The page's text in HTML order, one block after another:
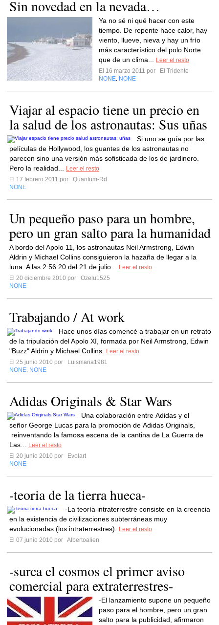
Sin novedad en la nevada…
Ya no sé ni qué hacer con este
tiempo. De repente hace calor, hay
viento, llueve, nieva y hay un frío
más característico del polo Norte
que de un clima...
Leer el resto
El 16 marzo 2011 por
El Tridente
NONE NONE
Viajar al espacio tiene un precio en
la salud de los astronautas: Sus uñas
Si uno se guía por las
películas de Hollywood, los guantes de los astronautas no
parecen sino una versión más sofisticada de los de jardinero.
Pero la realidad...
Leer el resto
El 17 febrero 2011 por
Quantum-Rd
NONE
Un pequeño paso para un hombre,
pero un gran salto para la humanidad
A bordo del Apolo 11, los astronautas Neil Armstrong, Edwin
Aldrin y Michael Collins consiguieron la hazaña de llegar a la
luna. A las 2:56:20 del 21 de julio...
Leer el resto
El 20 diciembre 2010 por
Ozelu1525
NONE
Trabajando / At work
Hace unos días comencé a trabajar en un retrato
de la tripulación del Apolo XI, formada por Neil Armstrong, Edwin
"Buzz" Aldrin y Michael Collins.
Leer el resto
El 25 junio 2010 por
Luismaria1981
NONE NONE
Adidas Originals & Star Wars
Una colaboración entre Adidas y el
señor George Lucas para la promoción de Adidas Originals,
reinventando la famosa escena de la cantina de La Guerra de
Las...
Leer el resto
El 20 junio 2010 por
Evolart
NONE
-teoria de la tierra hueca-
-La teoría intraterrestre consiste en la creencia
en la existencia de civilizaciones subterráneas muy
evolucionadas (los intraterrestres).
Leer el resto
El 07 junio 2010 por Albertoalien
-surca el cosmos el primer aviso
comercial para extraterrestres-
-El lanzamiento supone un pequeño
paso para el hombre, pero un gran
salto para la publicidad, afirmaron